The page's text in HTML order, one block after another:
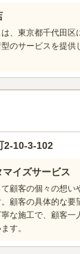
、東京都千代田区
のサービスを提供
2-10-3-102
イズサービス
顧客の個々の想い
顧客の具体的な要
な施工で、顧客一
す。